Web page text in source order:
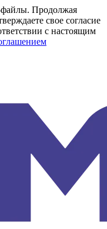
файлы. Продолжая
свое согласие
с настоящим